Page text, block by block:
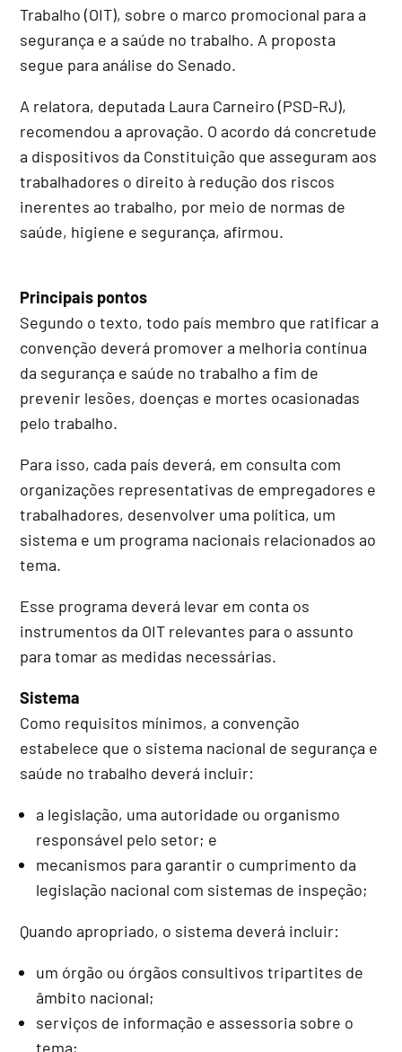
Trabalho (OIT), sobre o marco promocional para a
segurança e a saúde no trabalho. A proposta
segue para análise do Senado.
A relatora, deputada Laura Carneiro (PSD-RJ),
recomendou a aprovação. O acordo dá concretude
a dispositivos da Constituição que asseguram aos
trabalhadores o direito à redução dos riscos
inerentes ao trabalho, por meio de normas de
saúde, higiene e segurança, afirmou.
Principais pontos
Segundo o texto, todo país membro que ratificar a
convenção deverá promover a melhoria contínua
da segurança e saúde no trabalho a fim de
prevenir lesões, doenças e mortes ocasionadas
pelo trabalho.
Para isso, cada país deverá, em consulta com
organizações representativas de empregadores e
trabalhadores, desenvolver uma política, um
sistema e um programa nacionais relacionados ao
tema.
Esse programa deverá levar em conta os
instrumentos da OIT relevantes para o assunto
para tomar as medidas necessárias.
Sistema
Como requisitos mínimos, a convenção
estabelece que o sistema nacional de segurança e
saúde no trabalho deverá incluir:
a legislação, uma autoridade ou organismo
responsável pelo setor; e
mecanismos para garantir o cumprimento da
legislação nacional com sistemas de inspeção;
Quando apropriado, o sistema deverá incluir:
um órgão ou órgãos consultivos tripartites de
âmbito nacional;
serviços de informação e assessoria sobre o
tema;